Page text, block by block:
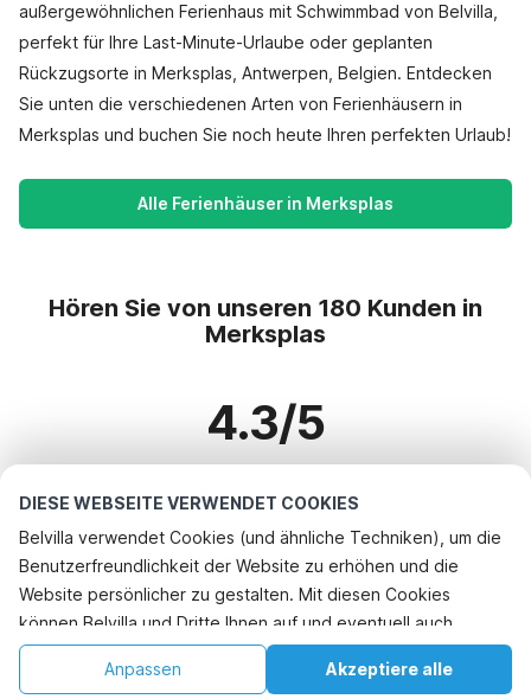
DIESE WEBSEITE VERWENDET COOKIES
Belvilla verwendet Cookies (und ähnliche Techniken), um die
Benutzerfreundlichkeit der Website zu erhöhen und die
Website persönlicher zu gestalten. Mit diesen Cookies
können Belvilla und Dritte Ihnen auf und eventuell auch
außerhalb unserer Website folgen, um Werbung Ihren
Interessen anzupassen und das Teilen von Informationen über
Akzeptiere alle
Anpassen
außergewöhnlichen Ferienhaus mit Schwimmbad von Belvilla,
perfekt für Ihre Last-Minute-Urlaube oder geplanten
Rückzugsorte in Merksplas, Antwerpen, Belgien. Entdecken
Sie unten die verschiedenen Arten von Ferienhäusern in
Merksplas und buchen Sie noch heute Ihren perfekten Urlaub!
Alle Ferienhäuser in Merksplas
Hören Sie von unseren 180 Kunden in
Merksplas
4.3/5
Beliebteste Reiseziele für Urlaub
Top-Städte mit Top-Annehmlichkeiten für den Urlaub
Kinderfreundliche Ferienunterkünfte bayeux
Top-Städte mit Top-Annehmlichkeiten für den Urlaub
Startseite Wunschliste Buchungen Konto